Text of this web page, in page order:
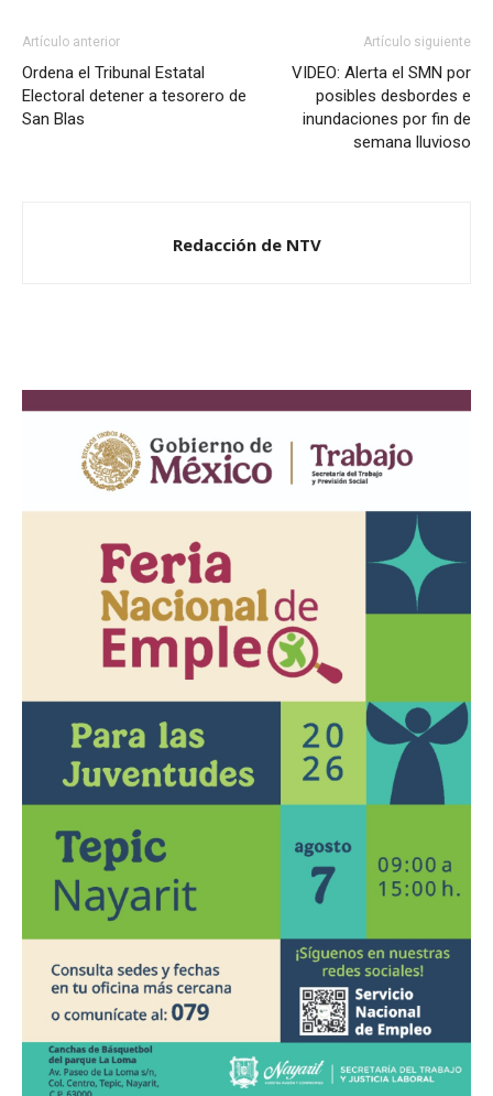
Artículo anterior
Ordena el Tribunal Estatal
Electoral detener a tesorero de
San Blas
Artículo siguiente
VIDEO: Alerta el SMN por
posibles desbordes e
inundaciones por fin de
semana lluvioso
Redacción de NTV